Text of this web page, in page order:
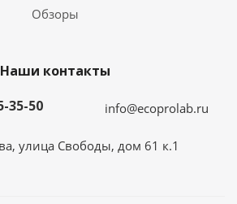
Обзоры
Наши контакты
35-50
info@ecoprolab.ru
улица Свободы, дом 61 к.1